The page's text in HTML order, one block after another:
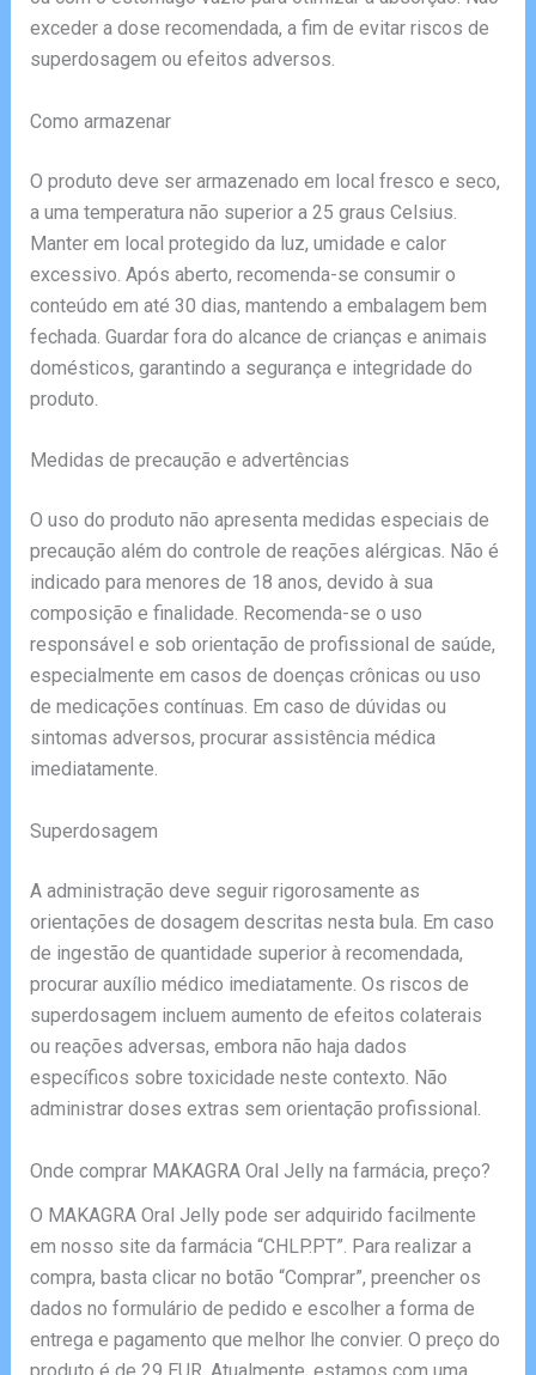
exceder a dose recomendada, a fim de evitar riscos de
superdosagem ou efeitos adversos.
Como armazenar
O produto deve ser armazenado em local fresco e seco,
a uma temperatura não superior a 25 graus Celsius.
Manter em local protegido da luz, umidade e calor
excessivo. Após aberto, recomenda-se consumir o
conteúdo em até 30 dias, mantendo a embalagem bem
fechada. Guardar fora do alcance de crianças e animais
domésticos, garantindo a segurança e integridade do
produto.
Medidas de precaução e advertências
O uso do produto não apresenta medidas especiais de
precaução além do controle de reações alérgicas. Não é
indicado para menores de 18 anos, devido à sua
composição e finalidade. Recomenda-se o uso
responsável e sob orientação de profissional de saúde,
especialmente em casos de doenças crônicas ou uso
de medicações contínuas. Em caso de dúvidas ou
sintomas adversos, procurar assistência médica
imediatamente.
Superdosagem
A administração deve seguir rigorosamente as
orientações de dosagem descritas nesta bula. Em caso
de ingestão de quantidade superior à recomendada,
procurar auxílio médico imediatamente. Os riscos de
superdosagem incluem aumento de efeitos colaterais
ou reações adversas, embora não haja dados
específicos sobre toxicidade neste contexto. Não
administrar doses extras sem orientação profissional.
Onde comprar MAKAGRA Oral Jelly na farmácia, preço?
O MAKAGRA Oral Jelly pode ser adquirido facilmente
em nosso site da farmácia “CHLP.PT”. Para realizar a
compra, basta clicar no botão “Comprar”, preencher os
dados no formulário de pedido e escolher a forma de
entrega e pagamento que melhor lhe convier. O preço do